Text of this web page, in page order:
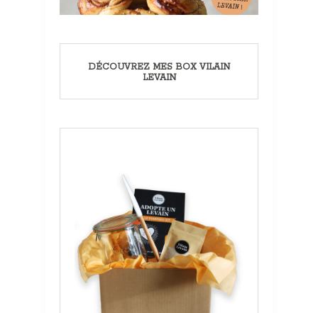
DÉCOUVREZ MES BOX VILAIN
LEVAIN